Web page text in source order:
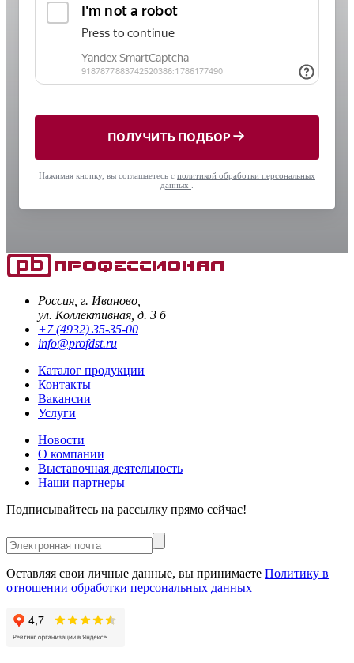
ПОЛУЧИТЬ ПОДБОР
Нажимая кнопку, вы соглашаетесь с политикой обработки персональных
данных
Россия, г. Иваново,
ул. Коллективная, д. 3 б
+7 (4932) 35-35-00
info@profdst.ru
Каталог продукции
Контакты
Вакансии
Услуги
Новости
О компании
Выставочная деятельность
Наши партнеры
Подписывайтесь на рассылку прямо сейчас!
Оставляя свои личные данные, вы принимаете Политику в
отношении обработки персональных данных